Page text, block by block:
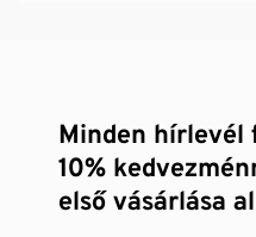
Minden
10%
első vásárlása